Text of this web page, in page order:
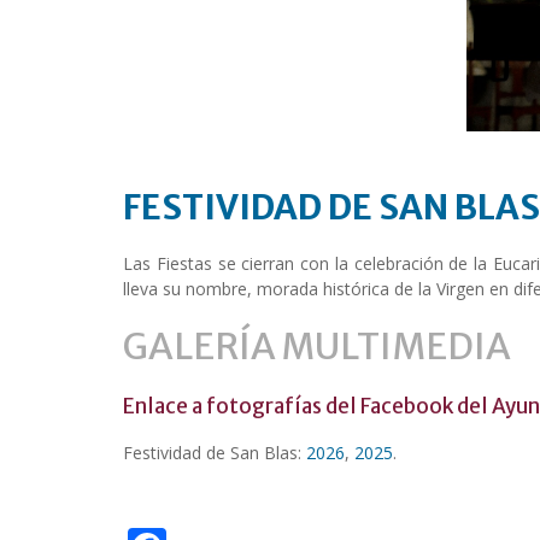
FESTIVIDAD DE SAN BLAS
Las Fiestas se cierran con la celebración de la
lleva su nombre, morada histórica de la Virgen en
GALERÍA MULTIMEDIA
Enlace a fotografías del Facebook del
Festividad de San Blas: 2026, 2025.